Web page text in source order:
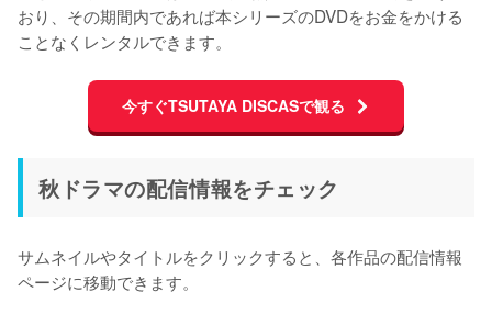
おり、その期間内であれば本シリーズのDVDをお金をかける
ことなくレンタルできます。
今すぐTSUTAYA DISCASで観る
秋ドラマの配信情報をチェック
サムネイルやタイトルをクリックすると、各作品の配信情報
ページに移動できます。